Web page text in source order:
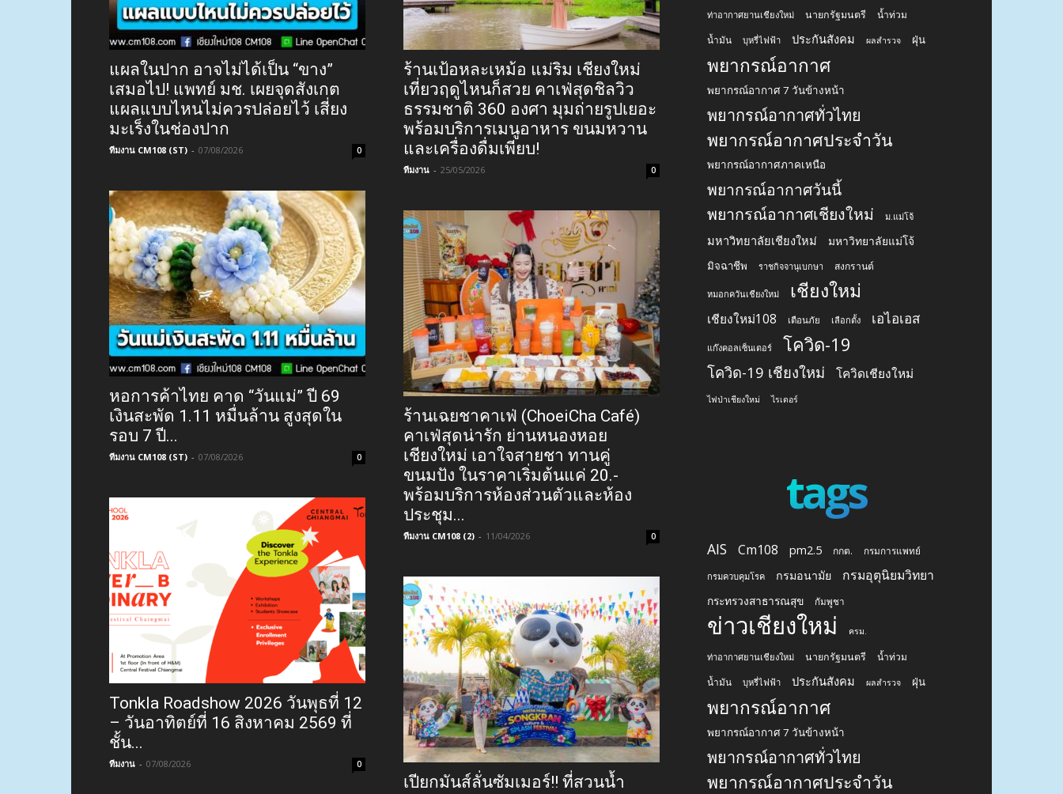
แผลในปาก อาจไม่ได้เป็น “ขาง”
เสมอไป! แพทย์ มช. เผยจุดสังเกต
แผลแบบไหนไม่ควรปล่อยไว้ เสี่ยง
มะเร็งในช่องปาก
ทีมงาน CM108 (ST) - 07/08/2026 0
หอการค้าไทย คาด “วันแม่” ปี 69
เงินสะพัด 1.11 หมื่นล้าน สูงสุดใน
รอบ 7 ปี...
ทีมงาน CM108 (ST) - 07/08/2026 0
Tonkla Roadshow 2026 วันพุธที่ 12
– วันอาทิตย์ที่ 16 สิงหาคม 2569 ที่
ชั้น...
ทีมงาน - 07/08/2026 0
ร้านเป้อหละเหม้อ แม่ริม เชียงใหม่
เที่ยวฤดูไหนก็สวย คาเฟ่สุดชิลวิว
ธรรมชาติ 360 องศา มุมถ่ายรูปเยอะ
พร้อมบริการเมนูอาหาร ขนมหวาน
และเครื่องดื่มเพียบ!
ทีมงาน - 25/05/2026 0
ร้านเฉยชาคาเฟ่ (ChoeiCha Café)
คาเฟ่สุดน่ารัก ย่านหนองหอย
เชียงใหม่ เอาใจสายชา ทานคู่
ขนมปัง ในราคาเริ่มต้นแค่ 20.-
พร้อมบริการห้องส่วนตัวและห้อง
ประชุม...
ทีมงาน CM108 (2) - 11/04/2026 0
เปียกมันส์ลั่นซัมเมอร์!! ที่สวนน้ำ
ท่าอากาศยานเชียงใหม่ นายกรัฐมนตรี น้ำท่วม
น้ำมัน บุหรี่ไฟฟ้า ประกันสังคม ผลสำรวจ ฝุ่น
พยากรณ์อากาศ
พยากรณ์อากาศ 7 วันข้างหน้า
พยากรณ์อากาศทั่วไทย
พยากรณ์อากาศประจำวัน
พยากรณ์อากาศภาคเหนือ
พยากรณ์อากาศวันนี้
พยากรณ์อากาศเชียงใหม่
ม.แม่โจ้
มหาวิทยาลัยเชียงใหม่ มหาวิทยาลัยแม่โจ้
มิจฉาชีพ ราชกิจจานุเบกษา สงกรานต์
หมอกควันเชียงใหม่ เชียงใหม่
เชียงใหม่108 เตือนภัย เลือกตั้ง เอไอเอส
แก๊งคอลเซ็นเตอร์ โควิด-19
โควิด-19 เชียงใหม่ โควิดเชียงใหม่
ไฟป่าเชียงใหม่ ไรเดอร์
tags
AIS Cm108 pm2.5 กกต. กรมการแพทย์
กรมควบคุมโรค กรมอนามัย กรมอุตุนิยมวิทยา
กระทรวงสาธารณสุข กัมพูชา
ข่าวเชียงใหม่ ครม.
ท่าอากาศยานเชียงใหม่ นายกรัฐมนตรี น้ำท่วม
น้ำมัน บุหรี่ไฟฟ้า ประกันสังคม ผลสำรวจ ฝุ่น
พยากรณ์อากาศ
พยากรณ์อากาศ 7 วันข้างหน้า
พยากรณ์อากาศทั่วไทย
พยากรณ์อากาศประจำวัน